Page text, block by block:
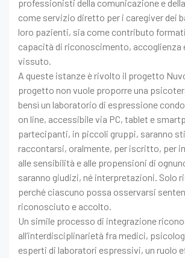
professionisti della comunicazione e
come servizio diretto per i caregiver dei
loro pazienti, sia come contributo
capacità di riconoscimento, accoglienza
vissuto.
A queste istanze è rivolto il progetto
progetto non vuole proporre una
bensì un laboratorio di espressione
on line, accessibile via PC, tablet e
partecipanti, in piccoli gruppi, saranno
raccontarsi, oralmente, per iscritto, per
alle sensibilità e alle propensioni di
saranno giudizi, né interpretazioni. Solo
perché ciascuno possa osservarsi
riconosciuto e accolto.
Un simile processo di integrazione
all’interdisciplinarietà fra medici,
esperti di laboratori espressivi, un ruolo